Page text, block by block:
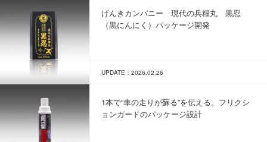
げんきカンパニー 現代の兵糧丸 黒忍
（黒にんにく）パッケージ開発
UPDATE：2026.02.26
1本で“車の走りが蘇る”を伝える。フリクシ
ョンガードのパッケージ設計